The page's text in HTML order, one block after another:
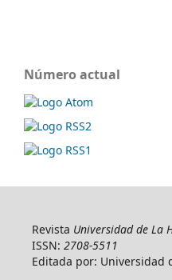
Número actual
Revista Universidad de La
ISSN: 2708-5511
Editada por: Universidad